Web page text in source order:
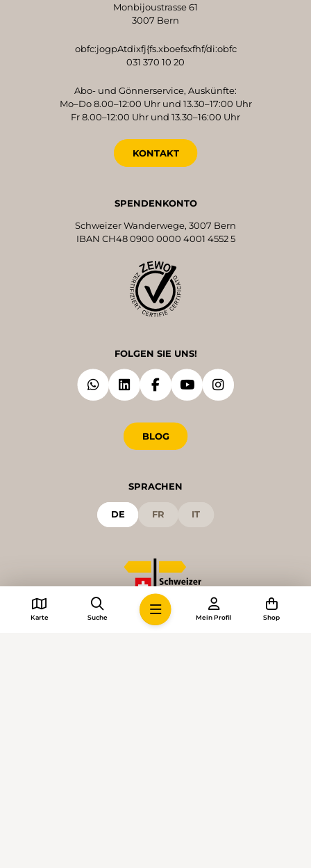
Monbijoustrasse 61
3007 Bern
obfc:jogpAtdixfj{fs.xboefsxfhf/di:obfc
031 370 10 20
Abo- und Gönnerservice, Auskünfte:
Mo–Do 8.00–12:00 Uhr und 13.30–17:00 Uhr
Fr 8.00–12:00 Uhr und 13.30–16:00 Uhr
KONTAKT
SPENDENKONTO
Schweizer Wanderwege, 3007 Bern
IBAN CH48 0900 0000 4001 4552 5
FOLGEN SIE UNS!
BLOG
SPRACHEN
DE FR IT
Karte Suche Mein Profil Shop